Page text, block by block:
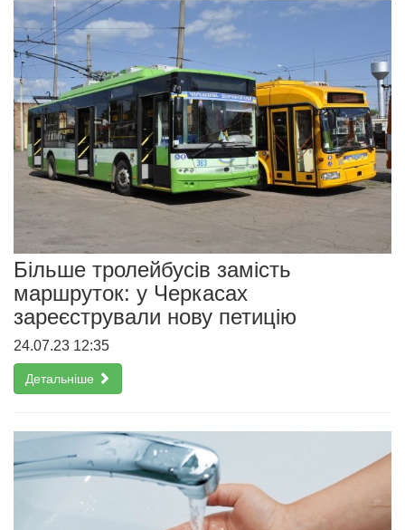
Більше тролейбусів замість
маршруток: у Черкасах
зареєстрували нову петицію
24.07.23 12:35
Детальніше